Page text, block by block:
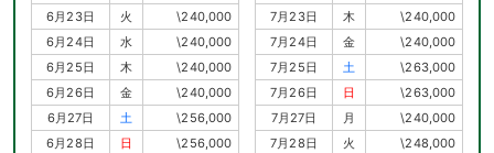
6月23日
火
\240,000
6月24日
水
\240,000
6月25日
木
\240,000
6月26日
金
\240,000
6月27日
土
\256,000
6月28日
日
\256,000
7月23日
木
\240,000
7月24日
金
\240,000
7月25日
土
\263,000
7月26日
日
\263,000
7月27日
月
\240,000
7月28日
火
\248,000